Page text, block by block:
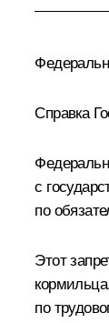
Справка
с
по
Этот
по